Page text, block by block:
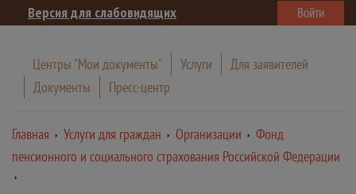
Версия для слабовидящих Войти
Центры "Мои документы" Услуги
Для заявителей
Документы
Пресс-центр
Главная Услуги для граждан Организации
Фонд
пенсионного и социального страхования Российской Федерации